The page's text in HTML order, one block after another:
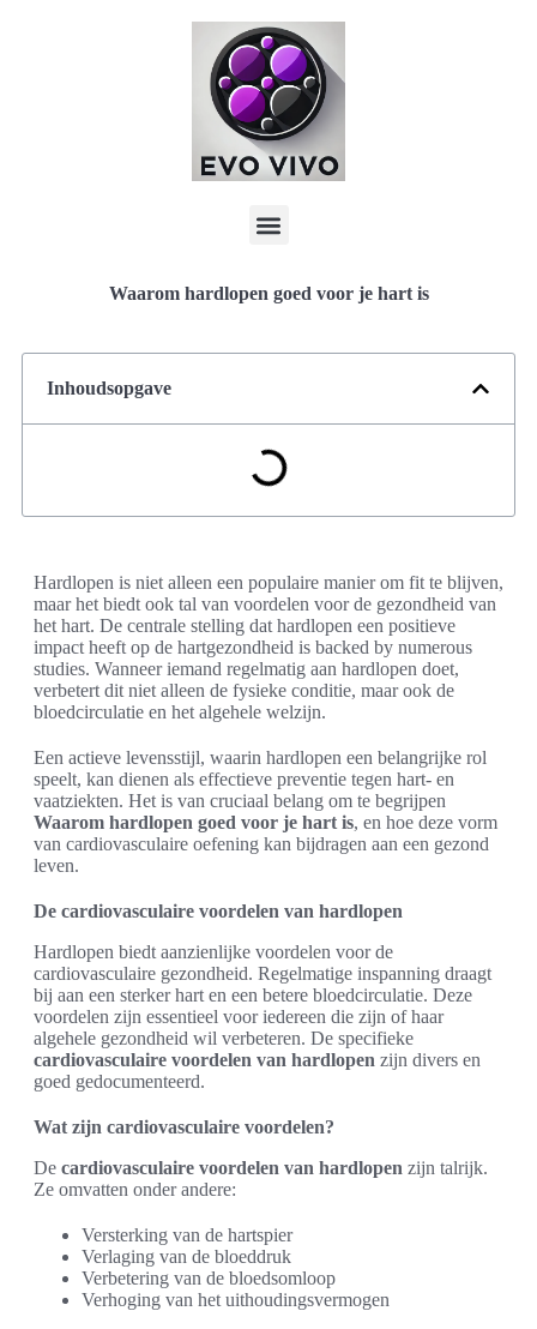
Waarom hardlopen goed voor je hart is
Inhoudsopgave
Hardlopen is niet alleen een populaire manier om fit te blijven,
maar het biedt ook tal van voordelen voor de gezondheid van
het hart. De centrale stelling dat hardlopen een positieve
impact heeft op de hartgezondheid is backed by numerous
studies. Wanneer iemand regelmatig aan hardlopen doet,
verbetert dit niet alleen de fysieke conditie, maar ook de
bloedcirculatie en het algehele welzijn.
Een actieve levensstijl, waarin hardlopen een belangrijke rol
speelt, kan dienen als effectieve preventie tegen hart- en
vaatziekten. Het is van cruciaal belang om te begrijpen
Waarom hardlopen goed voor je hart is, en hoe deze vorm
van cardiovasculaire oefening kan bijdragen aan een gezond
leven.
De cardiovasculaire voordelen van hardlopen
Hardlopen biedt aanzienlijke voordelen voor de
cardiovasculaire gezondheid. Regelmatige inspanning draagt
bij aan een sterker hart en een betere bloedcirculatie. Deze
voordelen zijn essentieel voor iedereen die zijn of haar
algehele gezondheid wil verbeteren. De specifieke
cardiovasculaire voordelen van hardlopen zijn divers en
goed gedocumenteerd.
Wat zijn cardiovasculaire voordelen?
De cardiovasculaire voordelen van hardlopen zijn talrijk.
Ze omvatten onder andere:
Versterking van de hartspier
Verlaging van de bloeddruk
Verbetering van de bloedsomloop
Verhoging van het uithoudingsvermogen